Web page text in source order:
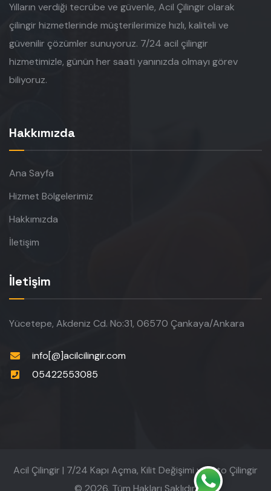
Yılların verdiği tecrübe ve güvenle, Acil Çilingir olarak
çilingir hizmetlerinde müşterilerimize hızlı, kaliteli ve
güvenilir çözümler sunuyoruz. 7/24 acil çilingir
hizmetimizle, günün her saati yanınızda olmayı görev
biliyoruz.
Hakkımızda
Ana Sayfa
Hizmet Bölgelerimiz
Hakkımızda
İletişim
İletişim
Yücetepe, Akdeniz Cd. No:31, 06570 Çankaya/Ankara
info[@]acilcilingir.com
05422553085
Acil Çilingir | 7/24 Kapı Açma, Kilit Değişimi ve Oto Çilingir
© 2026. Tüm Hakları Saklıdır.